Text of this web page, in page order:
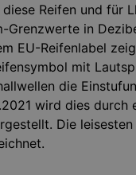
Reifen und für
Grenzwerte in
EU-Reifenlabel
mit
die
wird dies durch
Die